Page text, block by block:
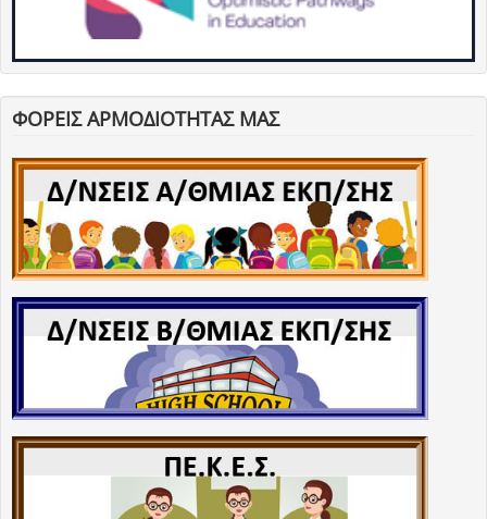
ΦΟΡΕΙΣ ΑΡΜΟΔΙΟΤΗΤΑΣ ΜΑΣ